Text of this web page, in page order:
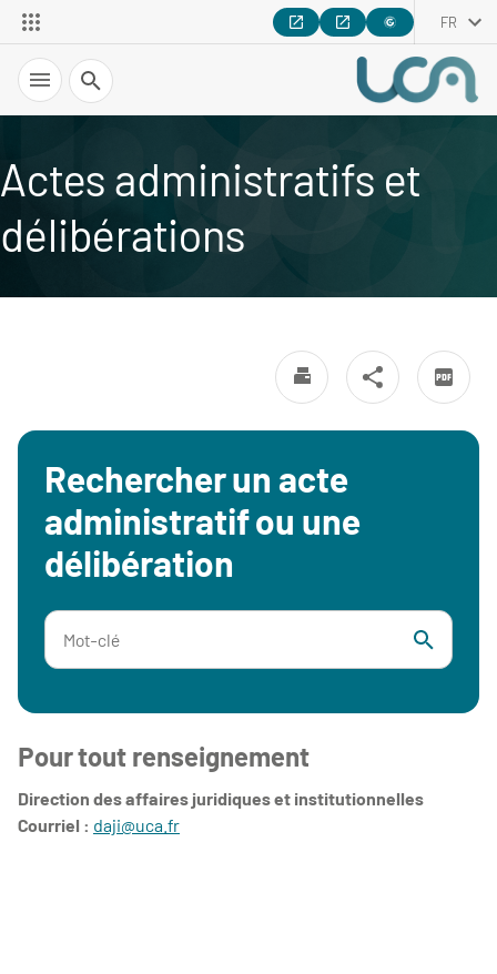
FR
Recherche
Actes administratifs et
délibérations
Rechercher un acte
administratif ou une
délibération
Pour tout renseignement
Direction des affaires juridiques et institutionnelles
Courriel : daji@uca.fr